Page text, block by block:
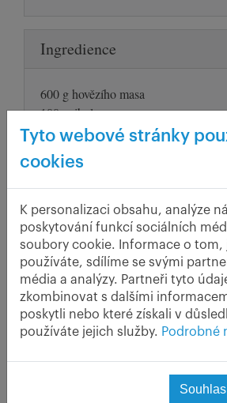
Ingredience
600 g hovězího masa
100g cibule
50 g tuku
mletá paprika
sůl
asi 500 ml hovězího vývaru
50 g hladké mouky
150 ml smetany
80 g kysané smetany příloha
máslové noky, karlovarský knedlík,
V pokrmu pocházejícím ze
lázeňského města nehledejte
v guláši najdete energeticky
vydatnější smetanu, kterou
„podpořit“ knedlíkem (jak
Tyto webové stránky
cookies
K personalizaci obsahu, analýze
poskytování funkcí sociálních
soubory cookie. Informace o tom,
používáte, sdílíme se svými
média a analýzy. Partneři tyto
zkombinovat s dalšími
poskytli nebo které získali v
používáte jejich služby. Podrobné